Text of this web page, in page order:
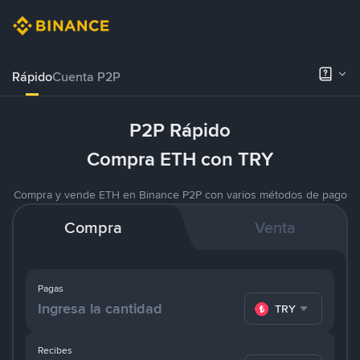
RápidoCuenta P2P
P2P Rápido
Compra ETH con TRY
Compra y vende ETH en Binance P2P con varios métodos de pago
Compra Venta
Pagas
TRY
Recibes